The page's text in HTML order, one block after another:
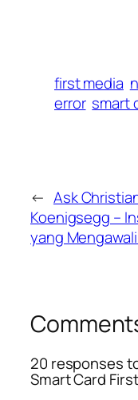
first media
error smart
← Ask
Koenigsegg –
yang
20 responses
Smart Card